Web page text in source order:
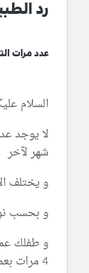
رد
عدد مرات
السلام
لا يوجد
شهر لآخر
و يختلف
و بحسب
4 مرات بعمر 6 شهور هو امر طبيعي